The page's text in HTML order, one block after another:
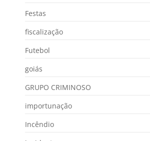
Festas
fiscalização
Futebol
goiás
GRUPO CRIMINOSO
importunação
Incêndio